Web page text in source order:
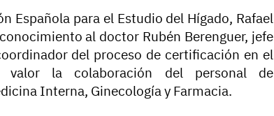
Española para el Estudio del Hígado, Rafael
al doctor Rubén Berenguer, jefe
del proceso de certificación en el
la colaboración del personal de
Interna, Ginecología y Farmacia.